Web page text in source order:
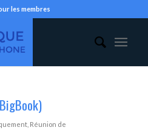
les membres
, Réunion de